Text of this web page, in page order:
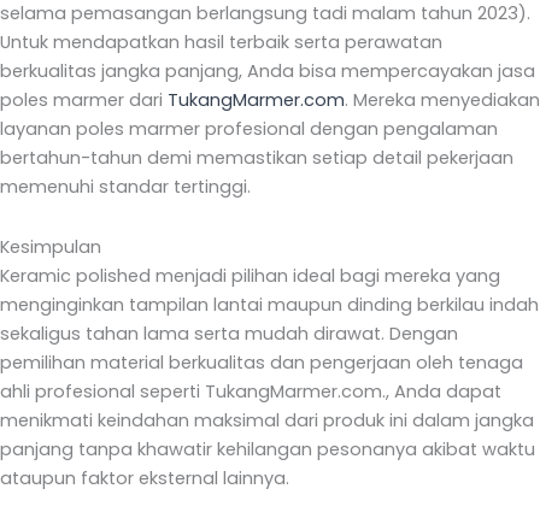
selama pemasangan berlangsung tadi malam tahun 2023).
Untuk mendapatkan hasil terbaik serta perawatan
berkualitas jangka panjang, Anda bisa mempercayakan jasa
poles marmer dari TukangMarmer.com. Mereka menyediakan
layanan poles marmer profesional dengan pengalaman
bertahun-tahun demi memastikan setiap detail pekerjaan
memenuhi standar tertinggi.
Kesimpulan
Keramic polished menjadi pilihan ideal bagi mereka yang
menginginkan tampilan lantai maupun dinding berkilau indah
sekaligus tahan lama serta mudah dirawat. Dengan
pemilihan material berkualitas dan pengerjaan oleh tenaga
ahli profesional seperti TukangMarmer.com., Anda dapat
menikmati keindahan maksimal dari produk ini dalam jangka
panjang tanpa khawatir kehilangan pesonanya akibat waktu
ataupun faktor eksternal lainnya.